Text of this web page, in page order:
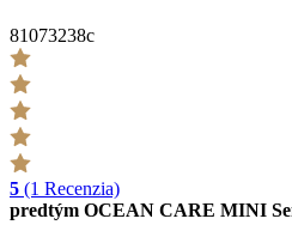
81073238c
5 (1 Recenzia)
predtým OCEAN CARE MINI